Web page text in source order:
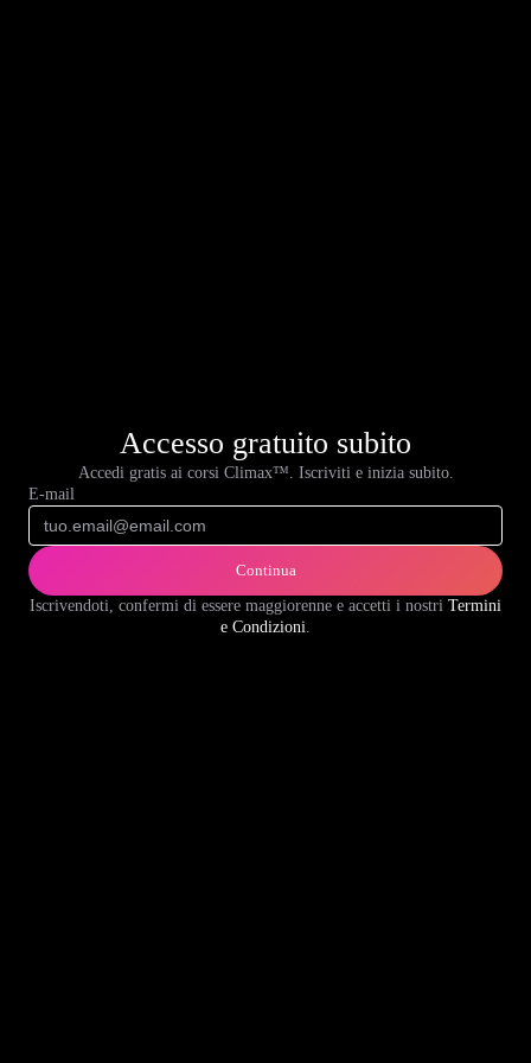
Accesso gratuito subito
Accedi gratis ai corsi Climax™. Iscriviti e inizia subito.
E-mail
Continua
Iscrivendoti, confermi di essere maggiorenne e accetti i nostri Termini
e Condizioni.